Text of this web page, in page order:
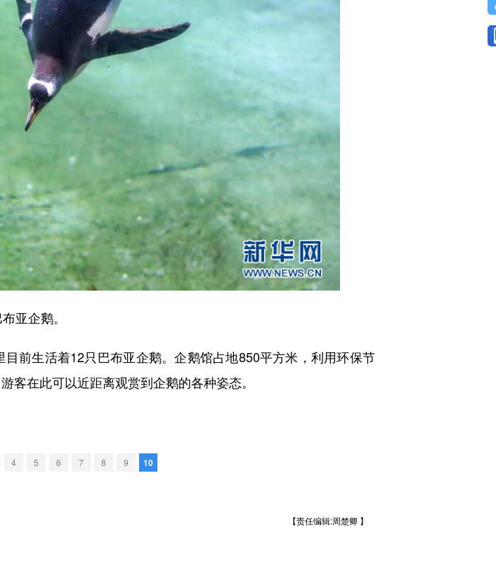
亚企鹅。
生活着12只巴布亚企鹅。企鹅馆占地850平方米，利用环保节
客在此可以近距离观赏到企鹅的各种姿态。
4 5 6 7 8 9 10
【责任编辑:周楚卿 】